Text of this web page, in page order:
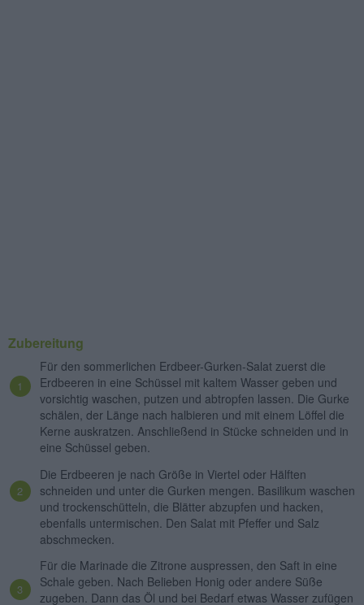
Zubereitung
Für den sommerlichen Erdbeer-Gurken-Salat zuerst die
Erdbeeren in eine Schüssel mit kaltem Wasser geben und
vorsichtig waschen, putzen und abtropfen lassen. Die Gurke
schälen, der Länge nach halbieren und mit einem Löffel die
Kerne auskratzen. Anschließend in Stücke schneiden und in
eine Schüssel geben.
Die Erdbeeren je nach Größe in Viertel oder Hälften
schneiden und unter die Gurken mengen. Basilikum waschen
und trockenschütteln, die Blätter abzupfen und hacken,
ebenfalls untermischen. Den Salat mit Pfeffer und Salz
abschmecken.
Für die Marinade die Zitrone auspressen, den Saft in eine
Schale geben. Nach Belieben Honig oder andere Süße
zugeben. Dann das Öl und bei Bedarf etwas Wasser zufügen